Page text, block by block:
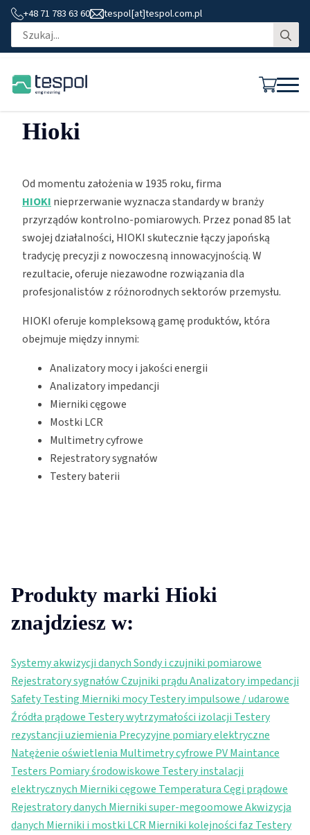
+48 71 783 63 60 tespol[at]tespol.com.pl
Hioki
Od momentu założenia w 1935 roku, firma
HIOKI nieprzerwanie wyznacza standardy w branży
przyrządów kontrolno-pomiarowych. Przez ponad 85 lat
swojej działalności, HIOKI skutecznie łączy japońską
tradycję precyzji z nowoczesną innowacyjnością. W
rezultacie, oferuje niezawodne rozwiązania dla
profesjonalistów z różnorodnych sektorów przemysłu.
HIOKI oferuje kompleksową gamę produktów, która
obejmuje między innymi:
Analizatory mocy i jakości energii
Analizatory impedancji
Mierniki cęgowe
Mostki LCR
Multimetry cyfrowe
Rejestratory sygnałów
Testery baterii
Produkty marki Hioki
znajdziesz w:
Systemy akwizycji danychSondy i czujniki pomiarowe
Rejestratory sygnałówCzujniki prąduAnalizatory impedancji
Safety Testing Mierniki mocyTestery impulsowe / udarowe
Źródła prądowe Testery wytrzymałości izolacji Testery
rezystancji uziemienia Precyzyjne pomiary elektryczne
Natężenie oświetlenia Multimetry cyfrowe PV Maintance
Testers Pomiary środowiskowe Testery instalacji
elektrycznych Mierniki cęgowe TemperaturaCęgi prądowe
Rejestratory danych Mierniki super-megoomoweAkwizycja
danych Mierniki i mostki LCRMierniki kolejności faz Testery